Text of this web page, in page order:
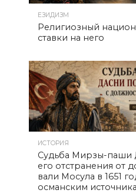
ЕЗИДИЗМ
Религиозный
ставки на него
ИСТОРИЯ
Судьба Мирзы-паши
его отстранения от
вали Мосула в 1651
османским